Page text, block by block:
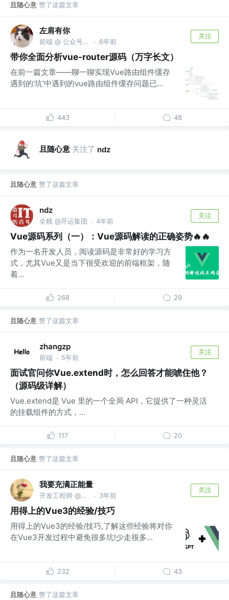
且随心意 赞了这篇文章
左肩有你
前端 @ 公众号「徐的理想国」 @天喻信息 · 6年前
关注
带你全面分析vue-router源码（万字长文）
在前一篇文章——聊一聊实现Vue路由组件缓存
遇到的’坑‘中遇到的vue路由组件缓存问题已...
443 48
且随心意 关注了 ndz
且随心意 赞了这篇文章
ndz
全栈 @开运集团 · 4年前
关注
Vue源码系列（一）：Vue源码解读的正确姿势🔥🔥
作为一名开发人员，阅读源码是非常好的学习方
式，尤其Vue又是当下很受欢迎的前端框架，随
着...
268 29
且随心意 赞了这篇文章
zhangzp
前端 · 5年前
关注
面试官问你Vue.extend时，怎么回答才能唬住他？
（源码级详解）
Vue.extend是 Vue 里的一个全局 API，它提供了一种灵活
的挂载组件的方式，...
117 20
且随心意 赞了这篇文章
我要充满正能量
开发工程师 @珠海金邦达制卡 · 3年前
关注
用得上的Vue3的经验/技巧
用得上的Vue3的经验/技巧,了解这些经验将对你
在Vue3开发过程中避免很多坑!少走很多...
232 43
且随心意 赞了这篇文章